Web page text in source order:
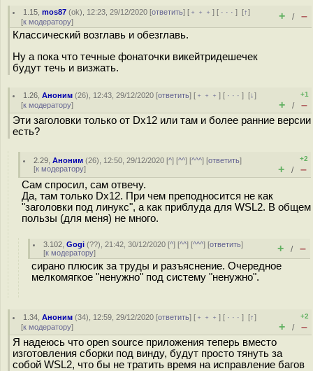
1.15 ,mos87 (ok), 12:23, 29/12/2020 [ответить] [ ﹢﹢﹢] [ · · ·][↑]
[к модератору] + / –
Классический возглавь и обезглавь.
Ну а пока что течные фонаточки викейтридешечек
будут течь и визжать.
1.26 ,Аноним (26), 12:43, 29/12/2020 [ответить] [ ﹢﹢﹢] [ · · ·][↓]
[к модератору]
+1
+ / –
Эти заголовки только от Dx12 или там и более ранние версии
есть?
2.29 ,Аноним (26), 12:50, 29/12/2020 [^] [^^] [^^^] [ответить]
[к модератору]
+2
+ / –
Сам спросил, сам отвечу.
Да, там только Dx12. При чем преподносится не как
"заголовки под линукс", а как приблуда для WSL2. В общем
пользы (для меня) не много.
3.102 ,Gogi (??), 21:42, 30/12/2020 [^] [^^] [^^^] [ответить]
[к модератору] + / –
сирано плюсик за труды и разъяснение. Очередное
мелкомягкое "ненужно" под систему "ненужно".
1.34 ,Аноним (34), 12:59, 29/12/2020 [ответить] [ ﹢﹢﹢] [ · · ·][↑]
[к модератору]
+2
+ / –
Я надеюсь что open source приложения теперь вместо
изготовления сборки под винду, будут просто тянуть за
собой WSL2, что бы не тратить время на исправление багов